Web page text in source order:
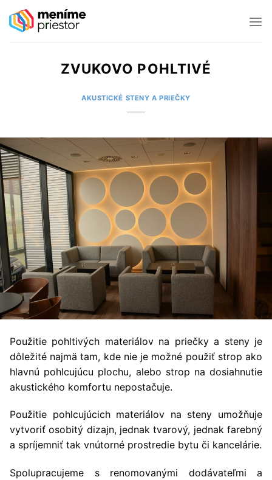
Preskočiť
na
ZVUKOVO POHLTIVÉ
AKUSTICKÉ STENY A PRIEČKY
Použitie pohltivých materiálov na priečky a steny je
dôležité najmä tam, kde nie je možné použiť strop ako
hlavnú pohlcujúcu plochu, alebo strop na dosiahnutie
akustického komfortu nepostačuje.
Použitie pohlcujúcich materiálov na steny umožňuje
vytvoriť osobitý dizajn, jednak tvarový, jednak farebný
a spríjemniť tak vnútorné prostredie bytu či kancelárie.
Spolupracujeme s renomovanými dodávateľmi a